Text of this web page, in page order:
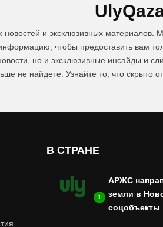
и эксклюзивных
чтобы предоставить вам
но и эксклюзивные инсайды и
не найдете. Узнайте то, что скрыто
В СТРАНЕ
1
АРЖС
земли в
соцобъекты